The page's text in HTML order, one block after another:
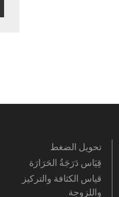
تحويل الضغط
قِيَاس دَرَجَةُ الحَرَارَة
قياس الكثافة والتركيز
واللزوجة